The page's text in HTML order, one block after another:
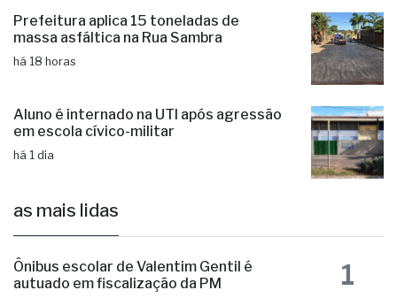
Prefeitura aplica 15 toneladas de
massa asfáltica na Rua Sambra
há 18 horas
Aluno é internado na UTI após agressão
em escola cívico-militar
há 1 dia
as mais lidas
Ônibus escolar de Valentim Gentil é
autuado em fiscalização da PM
1